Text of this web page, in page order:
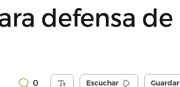
defensa de
0 Escuchar Guardar